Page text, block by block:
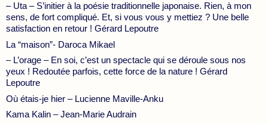
– Uta – S’initier à la poésie traditionnelle japonaise. Rien, à mon
sens, de fort compliqué. Et, si vous vous y mettiez ? Une belle
satisfaction en retour ! Gérard Lepoutre
La “maison”- Daroca Mikael
– L’orage – En soi, c’est un spectacle qui se déroule sous nos
yeux ! Redoutée parfois, cette force de la nature ! Gérard
Lepoutre
Où étais-je hier – Lucienne Maville-Anku
Kama Kalin – Jean-Marie Audrain